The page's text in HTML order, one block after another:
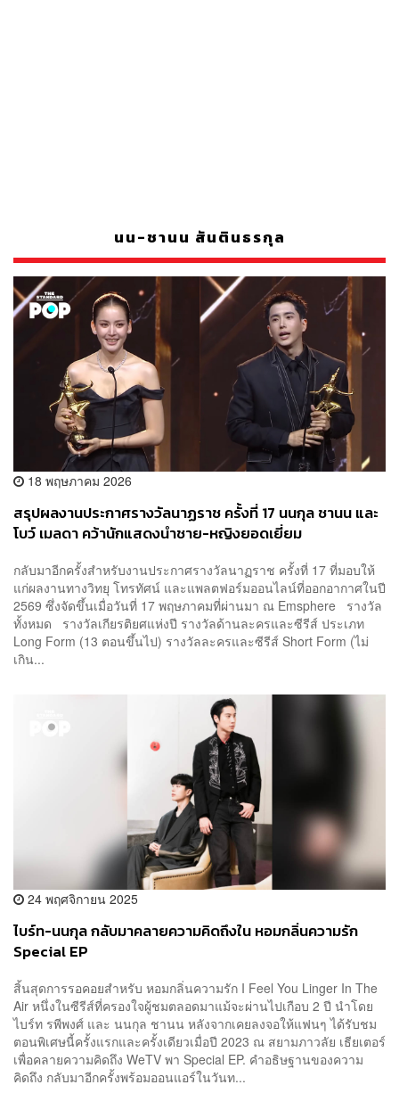
นน-ชานน สันตินธรกุล
18 พฤษภาคม 2026
สรุปผลงานประกาศรางวัลนาฏราช ครั้งที่ 17 นนกุล ชานน และ
โบว์ เมลดา คว้านักแสดงนำชาย-หญิงยอดเยี่ยม
กลับมาอีกครั้งสำหรับงานประกาศรางวัลนาฏราช ครั้งที่ 17 ที่มอบให้
แก่ผลงานทางวิทยุ โทรทัศน์ และแพลตฟอร์มออนไลน์ที่ออกอากาศในปี
2569 ซึ่งจัดขึ้นเมื่อวันที่ 17 พฤษภาคมที่ผ่านมา ณ Emsphere รางวัล
ทั้งหมด รางวัลเกียรติยศแห่งปี รางวัลด้านละครและซีรีส์ ประเภท
Long Form (13 ตอนขึ้นไป) รางวัลละครและซีรีส์ Short Form (ไม่
เกิน...
24 พฤศจิกายน 2025
ไบร์ท-นนกุล กลับมาคลายความคิดถึงใน หอมกลิ่นความรัก
Special EP
สิ้นสุดการรอคอยสำหรับ หอมกลิ่นความรัก I Feel You Linger In The
Air หนึ่งในซีรีส์ที่ครองใจผู้ชมตลอดมาแม้จะผ่านไปเกือบ 2 ปี นำโดย
ไบร์ท รพีพงศ์ และ นนกุล ชานน หลังจากเคยลงจอให้แฟนๆ ได้รับชม
ตอนพิเศษนี้ครั้งแรกและครั้งเดียวเมื่อปี 2023 ณ สยามภาวลัย เธียเตอร์
เพื่อคลายความคิดถึง WeTV พา Special EP. คำอธิษฐานของความ
คิดถึง กลับมาอีกครั้งพร้อมออนแอร์ในวันท...